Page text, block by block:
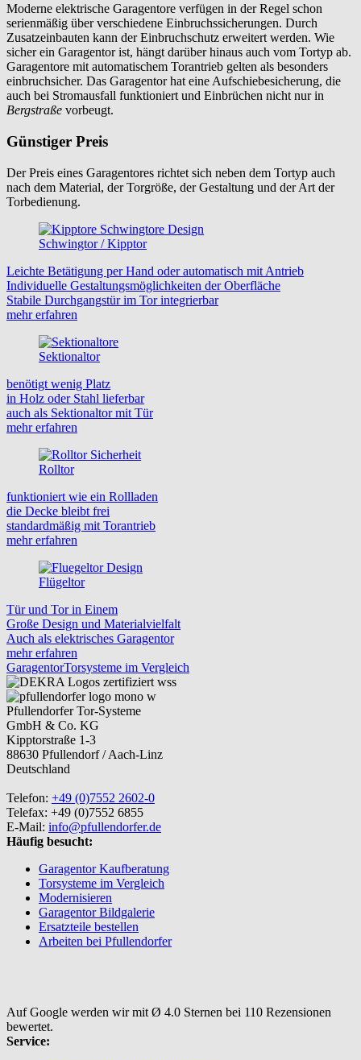
Moderne elektrische Garagentore verfügen in der Regel schon
serienmäßig über verschiedene Einbruchssicherungen. Durch
Zusatzeinbauten kann der Einbruchschutz erweitert werden. Wie
sicher ein Garagentor ist, hängt darüber hinaus auch vom Tortyp ab.
Garagentore mit automatischem Torantrieb gelten als besonders
einbruchsicher. Das Garagentor hat eine Aufschiebesicherung, die
auch bei Stromausfall funktioniert und Einbrüchen nicht nur in
Bergstraße vorbeugt.
Günstiger Preis
Der Preis eines Garagentores richtet sich neben dem Tortyp auch
nach dem Material, der Torgröße, der Gestaltung und der Art der
Torbedienung.
Schwingtor / Kipptor
Leichte Betätigung per Hand oder automatisch mit Antrieb
Individuelle Gestaltungsmöglichkeiten der Oberfläche
Stabile Durchgangstür im Tor integrierbar
mehr erfahren
Sektionaltor
benötigt wenig Platz
in Holz oder Stahl lieferbar
auch als Sektionaltor mit Tür
mehr erfahren
Rolltor
funktioniert wie ein Rollladen
die Decke bleibt frei
standardmäßig mit Torantrieb
mehr erfahren
Flügeltor
Tür und Tor in Einem
Große Design und Materialvielfalt
Auch als elektrisches Garagentor
mehr erfahren
GaragentorTorsysteme im Vergleich
Pfullendorfer Tor-Systeme
GmbH & Co. KG
Kipptorstraße 1-3
88630 Pfullendorf / Aach-Linz
Deutschland
Telefon: +49 (0)7552 2602-0
Telefax: +49 (0)7552 6855
E-Mail: info@pfullendorfer.de
Häufig besucht:
Garagentor Kaufberatung
Torsysteme im Vergleich
Modernisieren
Garagentor Bildgalerie
Ersatzteile bestellen
Arbeiten bei Pfullendorfer
Auf Google werden wir mit Ø 4.0 Sternen bei 110 Rezensionen
bewertet.
Service: